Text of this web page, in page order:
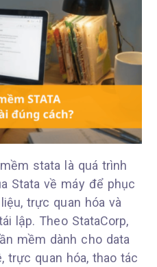
stata là quá trình
Stata về máy để phục
trực quan hóa và
lập. Theo StataCorp,
mềm dành cho data
trực quan hóa, thao tác